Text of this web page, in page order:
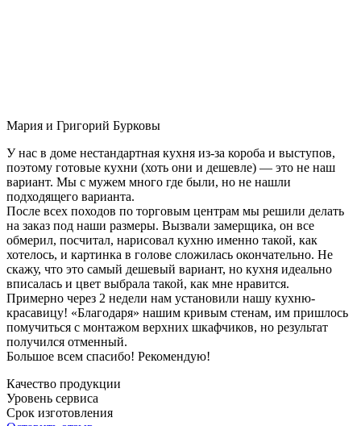
Мария и Григорий Бурковы
У нас в доме нестандартная кухня из-за короба и выступов,
поэтому готовые кухни (хоть они и дешевле) — это не наш
вариант. Мы с мужем много где были, но не нашли
подходящего варианта.
После всех походов по торговым центрам мы решили делать
на заказ под наши размеры. Вызвали замерщика, он все
обмерил, посчитал, нарисовал кухню именно такой, как
хотелось, и картинка в голове сложилась окончательно. Не
скажу, что это самый дешевый вариант, но кухня идеально
вписалась и цвет выбрала такой, как мне нравится.
Примерно через 2 недели нам установили нашу кухню-
красавицу! «Благодаря» нашим кривым стенам, им пришлось
помучиться с монтажом верхних шкафчиков, но результат
получился отменный.
Большое всем спасибо! Рекомендую!
Качество продукции
Уровень сервиса
Срок изготовления